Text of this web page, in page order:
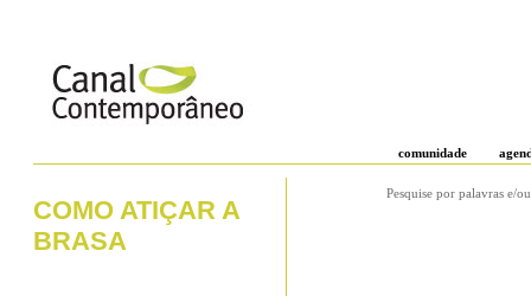
comunidade
COMO ATIÇAR A
BRASA
Pesquise por palavras e/